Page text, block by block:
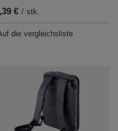
€ / stk.
die vergleichsliste